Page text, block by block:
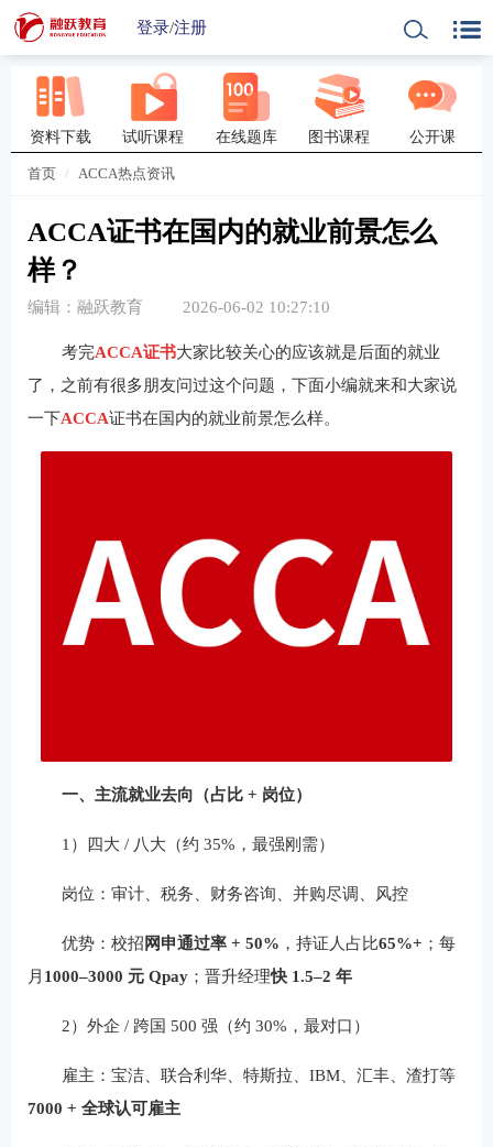
登录/注册
资料下载 试听课程 在线题库 图书课程 公开课
首页 ACCA热点资讯
ACCA证书在国内的就业前景怎么
样？
编辑：融跃教育 2026-06-02 10:27:10
考完ACCA证书大家比较关心的应该就是后面的就业
了，之前有很多朋友问过这个问题，下面小编就来和大家说
一下ACCA证书在国内的就业前景怎么样。
一、主流就业去向（占比 + 岗位）
1）四大 / 八大（约 35%，最强刚需）
岗位：审计、税务、财务咨询、并购尽调、风控
优势：校招 网申通过率 + 50% ，持证人占比65%+ ；每
月 1000–3000 元 Qpay ；晋升经理快 1.5–2 年
2）外企 / 跨国 500 强（约 30%，最对口）
雇主：宝洁、联合利华、特斯拉、IBM、汇丰、渣打等
7000 + 全球认可雇主